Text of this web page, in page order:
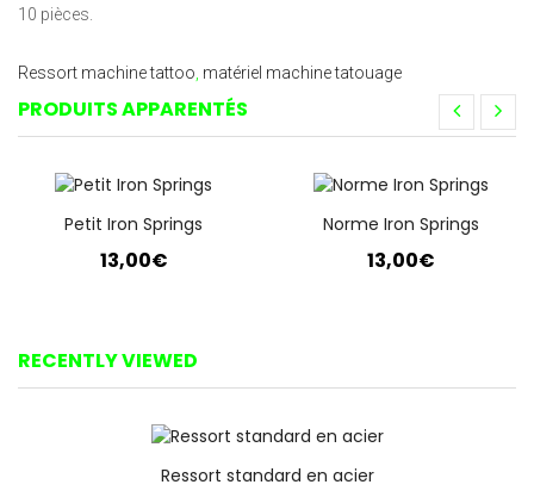
10 pièces.
Ressort machine tattoo matériel machine tatouage
PRODUITS APPARENTÉS
Petit Iron Springs
13,00€
Norme Iron Springs
13,00€
RECENTLY VIEWED
Ressort standard en acier